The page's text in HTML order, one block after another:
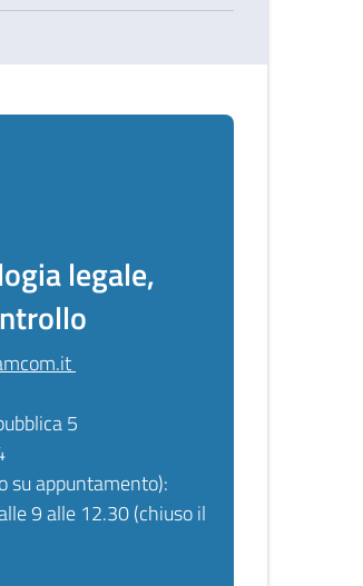
legale,
5
su appuntamento):
9 alle 12.30 (chiuso il